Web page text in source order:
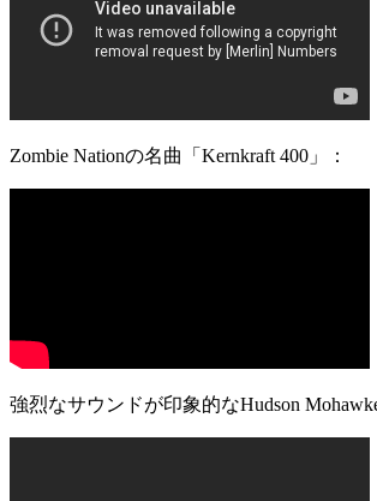
Zombie Nationの名曲「Kernkraft 400」：
強烈なサウンドが印象的なHudson